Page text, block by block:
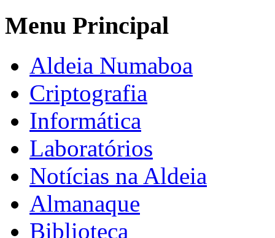
Menu Principal
Aldeia Numaboa
Criptografia
Informática
Laboratórios
Notícias na Aldeia
Almanaque
Biblioteca